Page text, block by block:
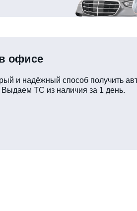
и надёжный способ получить
ТС из наличия за 1 день.
офисе